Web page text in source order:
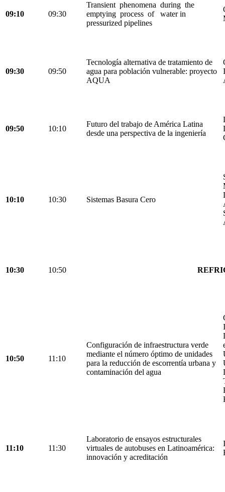
09:10 09:30
Transient phenomena during the
emptying process of water in
pressurized pipelines
09:30 09:50
Tecnología alternativa de tratamiento de
agua para población vulnerable: proyecto
AQUA
09:50 10:10
Futuro del trabajo de América Latina
desde una perspectiva de la ingeniería
10:10 10:30 Sistemas Basura Cero
10:30 10:50
10:50 11:10
Configuración de infraestructura verde
mediante el número óptimo de unidades
para la reducción de escorrentía urbana y
contaminación del agua
11:10 11:30
Laboratorio de ensayos estructurales
virtuales de autobuses en Latinoamérica:
innovación y acreditación